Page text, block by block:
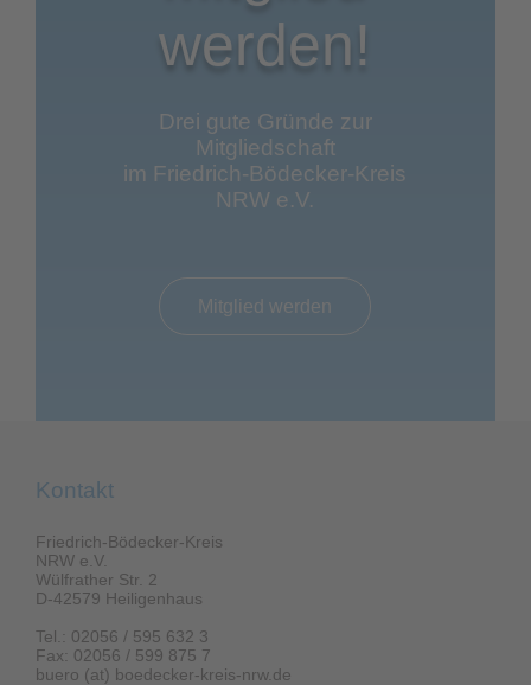
werden!
Drei gute Gründe zur
Mitgliedschaft
im Friedrich-Bödecker-Kreis
NRW e.V.
Mitglied werden
Kontakt
Friedrich-Bödecker-Kreis
NRW e.V.
Wülfrather Str. 2
D-42579 Heiligenhaus
Tel.: 02056 / 595 632 3
Fax: 02056 / 599 875 7
buero (at) boedecker-kreis-nrw.de